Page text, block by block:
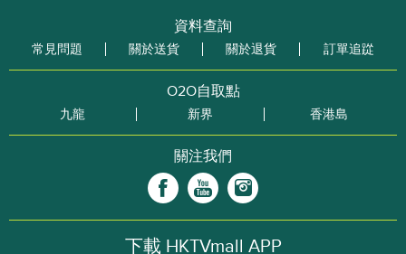
資料查詢
常見問題 關於送貨 關於退貨 訂單追踨
O2O自取點
九龍 新界 香港島
關注我們
下載 HKTVmall APP